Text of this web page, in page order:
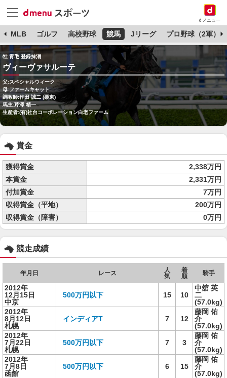
dメニュー
MLB ゴルフ 高校野球 競馬 Jリーグ プロ野球（2軍）
牡 青毛 登録抹消
ヴィーヴァサルーテ
父:スペシャルウィーク
母:ファームキャット
調教師:作田 誠二 (栗東)
馬主:芹澤 精一
生産者:(有)社台コーポレーション白老ファーム
賞金
獲得賞金
2,338万円
本賞金
2,331万円
付加賞金
7万円
収得賞金（平地）
200万円
収得賞金（障害）
0万円
競走成績
年月日 レース
人
気
着
順
騎手
2012年
12月15日
中京
500万円以下 15 10
中舘 英
二
(57.0kg)
2012年
8月12日
札幌
インディアT 7 12
藤岡 佑
介
(57.0kg)
2012年
7月22日
札幌
500万円以下 7 3
藤岡 佑
介
(57.0kg)
2012年
7月8日
函館
500万円以下 6 15
藤岡 佑
介
(57.0kg)